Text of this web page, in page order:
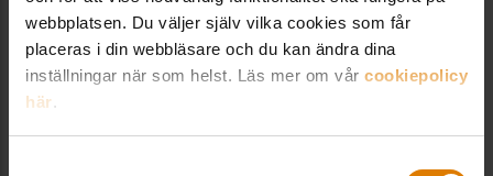
webbplatsen. Du väljer själv vilka cookies som får
placeras i din webbläsare och du kan ändra dina
inställningar när som helst. Läs mer om vår cookiepolicy
här.
kommunikationschef för Sveriges Allmännytta
fram till årsskiftet. – För mig är det en ynnest att
få bidra till ...